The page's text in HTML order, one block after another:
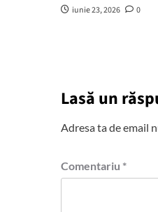
iunie 23, 2026 0
Lasă un
Adresa ta de email
Comentariu *